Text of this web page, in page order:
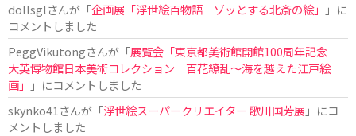
dollsglさんが「企画展「浮世絵百物語 ゾッとする北斎の絵」
」に
コメントしました
PeggVikutongさんが「展覧会「東京都美術館開館100周年記念
大英博物館日本美術コレクション 百花繚乱〜海を越えた江戸絵
画」
」にコメントしました
skynko41 さんが「浮世絵スーパークリエイター 歌川国芳展 」にコ
メントしました